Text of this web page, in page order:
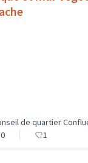
de quartier
0
1